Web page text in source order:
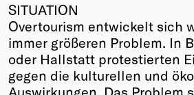
SITUATION
Overtourism entwickelt sich
immer größeren Problem. In
oder Hallstatt protestierten
gegen die kulturellen und
Auswirkungen. Das Problem